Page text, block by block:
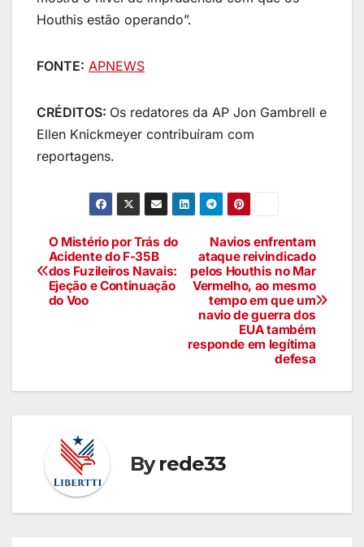
Houthis estão operando”.
FONTE: APNEWS
CRÉDITOS: Os redatores da AP Jon Gambrell e
Ellen Knickmeyer contribuíram com
reportagens.
Navios enfrentam
ataque reivindicado
pelos Houthis no Mar
Vermelho, ao mesmo
tempo em que um
navio de guerra dos
EUA também
responde em legítima
defesa
O Mistério por Trás do
Acidente do F-35B
dos Fuzileiros Navais:
Ejeção e Continuação
do Voo
Byrede33